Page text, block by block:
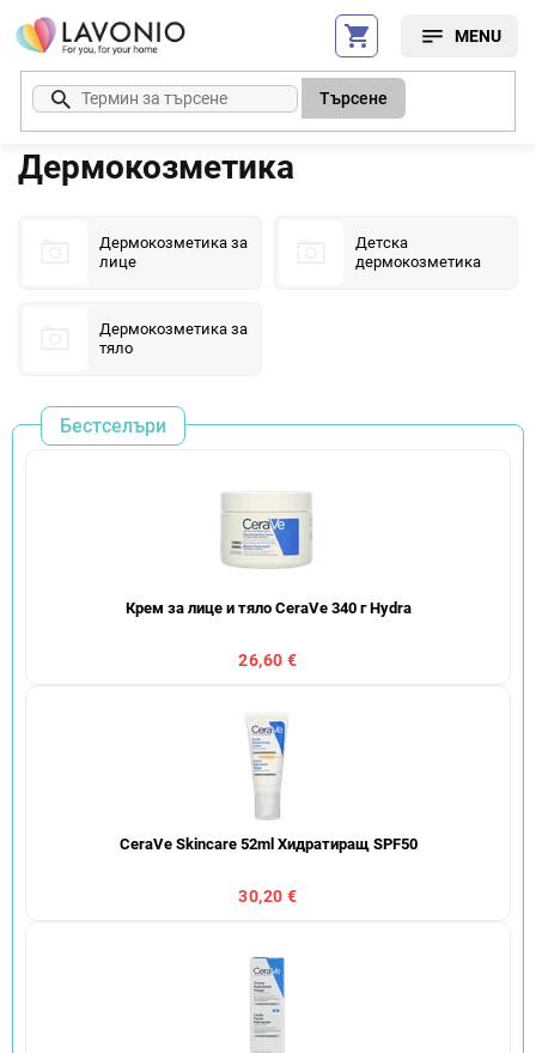
Преминаване
към
съдържанието
Търсене
Дермокозметика
Дермокозметика за
лице
Детска
дермокозметика
Дермокозметика за
тяло
Бестселъри
Крем за лице и тяло CeraVe 340 г Hydra
26,60 €
CeraVe Skincare 52ml Хидратиращ SPF50
30,20 €